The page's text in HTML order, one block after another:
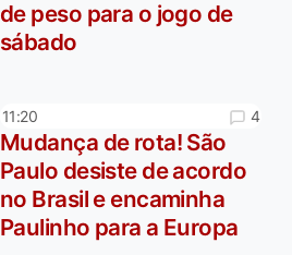
de peso para o jogo de
sábado
11:20 4
Mudança de rota! São
Paulo desiste de acordo
no Brasil e encaminha
Paulinho para a Europa